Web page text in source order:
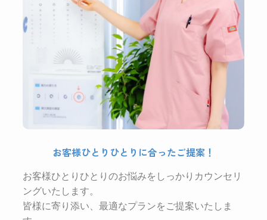
お客様ひとりひとりに合ったご提案！
お客様ひとりひとりのお悩みをしっかりカウンセリ
ングいたします。
皆様に寄り添い、最適なプランをご提案いたしま